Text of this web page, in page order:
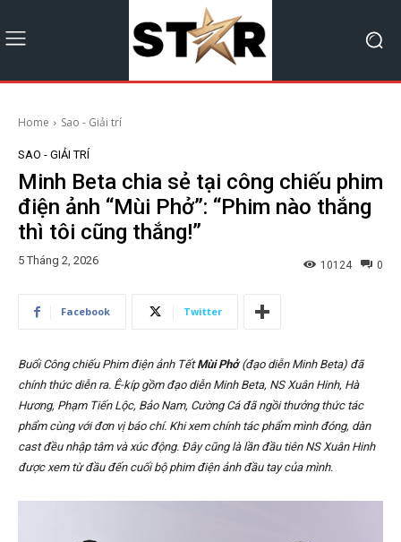
Home Sao - Giải trí
SAO - GIẢI TRÍ
Minh Beta chia sẻ tại công chiếu phim
điện ảnh “Mùi Phở”: “Phim nào thắng
thì tôi cũng thắng!”
5 Tháng 2, 2026 0
10124
Facebook Twitter
Buổi Công chiếu Phim điện ảnh TếtMùi Phở(đạo diễn Minh Beta) đã
chính thức diễn ra. Ê-kíp gồm đạo diễn Minh Beta, NS Xuân Hinh, Hà
Hương, Phạm Tiến Lộc, Bảo Nam, Cường Cá đã ngồi thưởng thức tác
phẩm cùng với đơn vị báo chí. Khi xem chính tác phẩm mình đóng, dàn
cast đều nhập tâm và xúc động. Đây cũng là lần đầu tiên NS Xuân Hinh
được xem từ đầu đến cuối bộ phim điện ảnh đầu tay của mình.